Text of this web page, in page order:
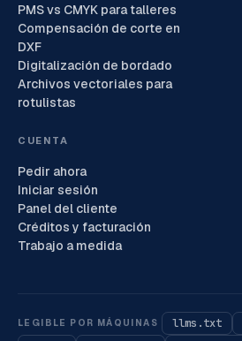
PMS vs CMYK para talleres
Compensación de corte en
DXF
Digitalización de bordado
Archivos vectoriales para
rotulistas
CUENTA
Pedir ahora
Iniciar sesión
Panel del cliente
Créditos y facturación
Trabajo a medida
LEGIBLE POR MÁQUINAS llms.txt